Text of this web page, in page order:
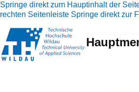
Springe direkt zum Hauptinhalt der
rechten Seitenleiste Springe direkt zur